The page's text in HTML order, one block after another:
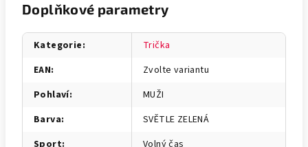
Doplňkové parametry
Kategorie:
Trička
EAN:
Zvolte variantu
Pohlaví:
MUŽI
Barva:
SVĚTLE ZELENÁ
Sport:
Volný čas